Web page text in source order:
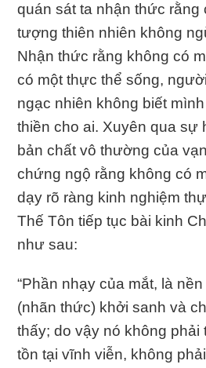
quán sát ta nhận thức rằng
tượng thiên nhiên không
Nhận thức rằng không có
có một thực thể sống,
ngạc nhiên không biết
thiền cho ai. Xuyên qua sự
bản chất vô thường của
chứng ngộ rằng không có
dạy rõ ràng kinh nghiệm
Thế Tôn tiếp tục bài kinh
như sau:
“Phần nhạy của mắt, là
(nhãn thức) khởi sanh và
thấy; do vậy nó không
tồn tại vĩnh viễn, không